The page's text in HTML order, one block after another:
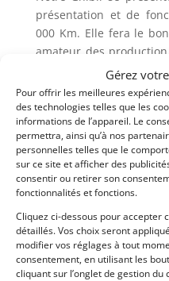
Gérez
Pour offrir les meilleures
des technologies telles que les
informations de l’appareil. Le
permettra, ainsi qu’à nos
personnelles telles que le
sur ce site et afficher des
consentir ou retirer son
fonctionnalités et fonctions.
Cliquez ci-dessous pour accepter
détaillés. Vos choix seront
modifier vos réglages à tout
consentement, en utilisant les
cliquant sur l’onglet de gestion du
présentation et de
000 Km. Elle fera le
amateur des
elle représente à
investissement, aussi,
pour plus de
Demandez une
Partager cette annonce